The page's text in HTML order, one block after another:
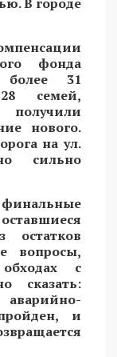
фонда
31
семей,
нового.
на ул.
сильно
остатков
вопросы,
с
сказать:
и